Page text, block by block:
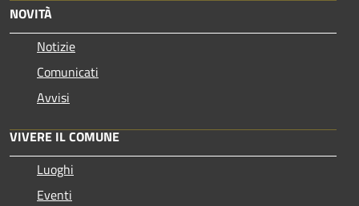
NOVITÀ
Notizie
Comunicati
Avvisi
VIVERE IL COMUNE
Luoghi
Eventi